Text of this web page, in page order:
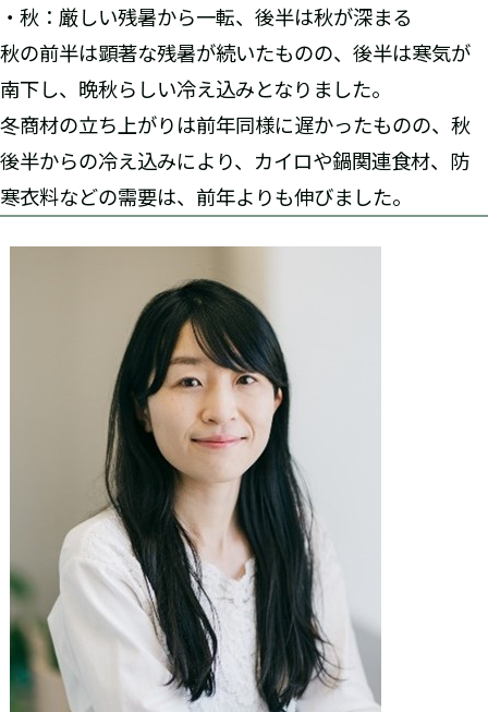
・秋：厳しい残暑から一転、後半は秋が深まる
秋の前半は顕著な残暑が続いたものの、後半は寒気が
南下し、晩秋らしい冷え込みとなりました。
冬商材の立ち上がりは前年同様に遅かったものの、秋
後半からの冷え込みにより、カイロや鍋関連食材、防
寒衣料などの需要は、前年よりも伸びました。